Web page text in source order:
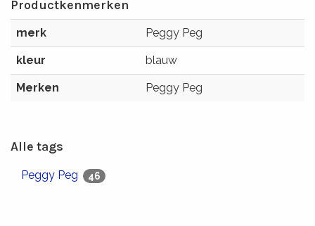
Productkenmerken
merk Peggy Peg
kleur blauw
Merken Peggy Peg
Alle tags
Peggy Peg 46